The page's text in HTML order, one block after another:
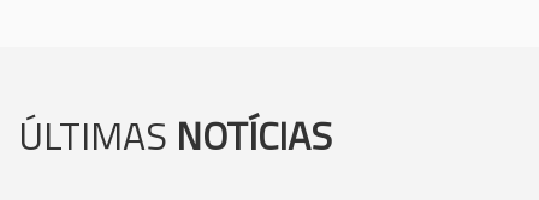
ÚLTIMAS NOTÍCIAS